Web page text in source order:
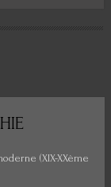
(XIX-XXème